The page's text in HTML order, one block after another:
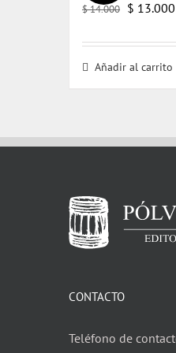
$14.000 El
original
era:
$ 13.000
Añadir al carrito
CONTACTO
Teléfono de